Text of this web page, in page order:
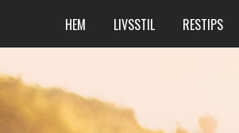
HEM LIVSSTIL RESTIPS